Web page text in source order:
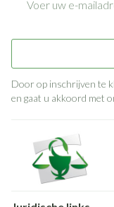
Door op inschrijven te
en gaat u akkoord met